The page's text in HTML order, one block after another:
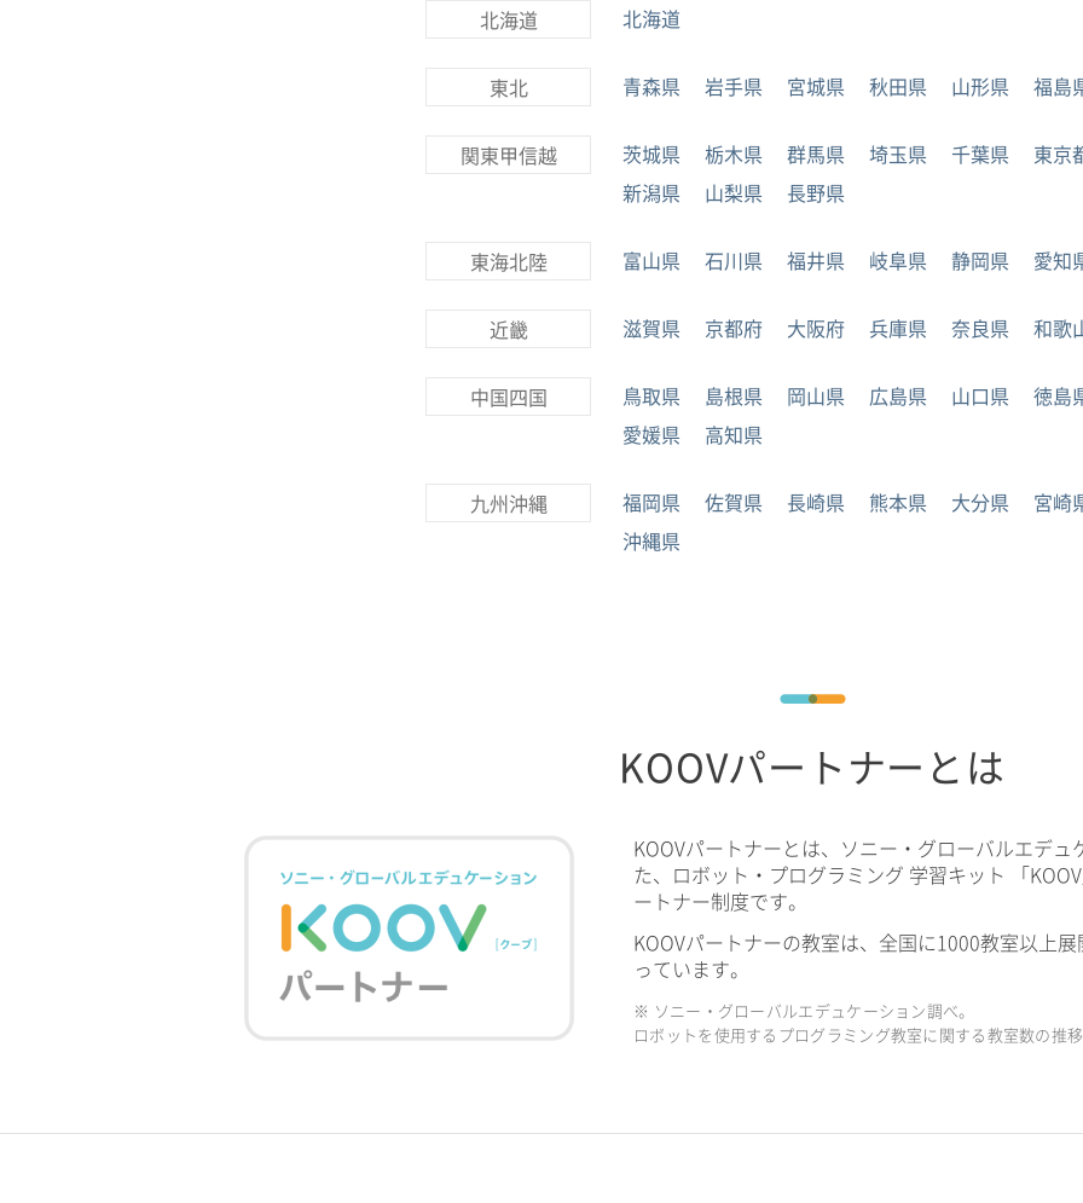
北海道 北海道
東北 青森県 岩手県 宮城県 秋田県 山形県 福島
関東甲信越 茨城県 栃木県 群馬県 埼玉県 千葉県 東京
新潟県
山梨県 長野県
東海北陸 富山県 石川県 福井県 岐阜県 静岡県 愛知
近畿 滋賀県 京都府 大阪府 兵庫県 奈良県 和歌
中国四国 鳥取県 島根県 岡山県 広島県 山口県 徳島
愛媛県
高知県
九州沖縄 福岡県 佐賀県 長崎県 熊本県 大分県 宮崎
沖縄県
KOOVパートナーとは
KOOVパートナーとは、ソニー・グローバルエデュ
た、ロボット・プログラミング 学習キット 「
ートナー制度です。
KOOVパートナーの教室は、全国に1000教室以上
っています。
※ ソニー・グローバルエデュケーション調べ。
ロボットを使用するプログラミング教室に関する教室数の推